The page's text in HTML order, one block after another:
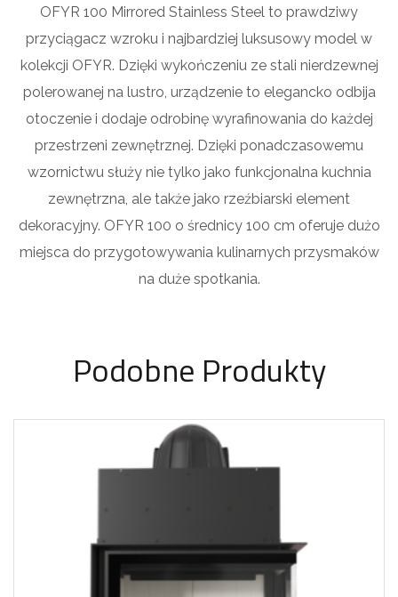
OFYR 100 Mirrored Stainless Steel to prawdziwy
przyciągacz wzroku i najbardziej luksusowy model w
kolekcji OFYR. Dzięki wykończeniu ze stali nierdzewnej
polerowanej na lustro, urządzenie to elegancko odbija
otoczenie i dodaje odrobinę wyrafinowania do każdej
przestrzeni zewnętrznej. Dzięki ponadczasowemu
wzornictwu służy nie tylko jako funkcjonalna kuchnia
zewnętrzna, ale także jako rzeźbiarski element
dekoracyjny. OFYR 100 o średnicy 100 cm oferuje dużo
miejsca do przygotowywania kulinarnych przysmaków
na duże spotkania.
Podobne Produkty